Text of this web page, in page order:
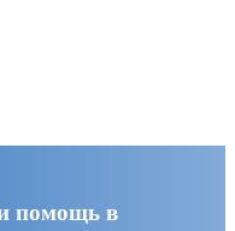
помощь в